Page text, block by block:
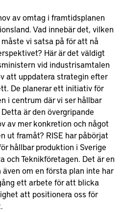
av omtag i framtidsplanen
Vad innebär det, vilken
vi satsa på för att nå
Här är det väldigt
vid industrisamtalen
att uppdatera strategin efter
De planerar ett initiativ för
i centrum där vi ser hållbar
är den övergripande
av mer konkretion och något
ut framåt? RISE har påbörjat
hållbar produktion i Sverige
och Teknikföretagen. Det är en
om en första plan inte har
ett arbete för att blicka
att positionera oss för